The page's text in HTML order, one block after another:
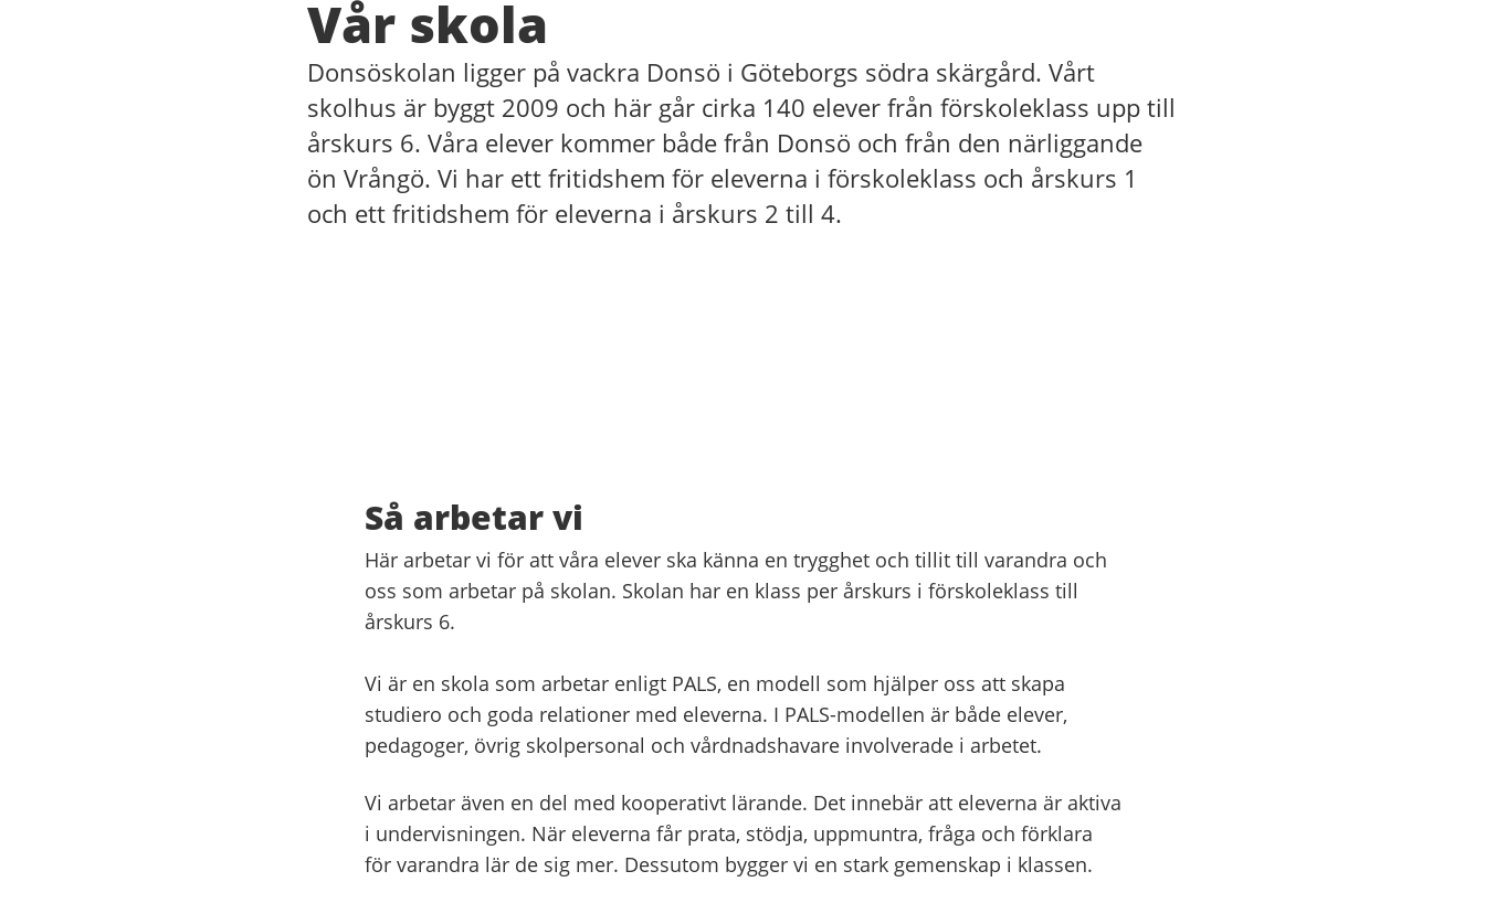
Vår skola
Donsöskolan ligger på vackra Donsö i Göteborgs södra skärgård. Vårt
skolhus är byggt 2009 och här går cirka 140 elever från förskoleklass upp till
årskurs 6. Våra elever kommer både från Donsö och från den närliggande
ön Vrångö. Vi har ett fritidshem för eleverna i förskoleklass och årskurs 1
och ett fritidshem för eleverna i årskurs 2 till 4.
Så arbetar vi
Här arbetar vi för att våra elever ska känna en trygghet och tillit till varandra och
oss som arbetar på skolan. Skolan har en klass per årskurs i förskoleklass till
årskurs 6.
Vi är en skola som arbetar enligt PALS, en modell som hjälper oss att skapa
studiero och goda relationer med eleverna. I PALS-modellen är både elever,
pedagoger, övrig skolpersonal och vårdnadshavare involverade i arbetet.
Vi arbetar även en del med kooperativt lärande. Det innebär att eleverna är aktiva
i undervisningen. När eleverna får prata, stödja, uppmuntra, fråga och förklara
för varandra lär de sig mer. Dessutom bygger vi en stark gemenskap i klassen.